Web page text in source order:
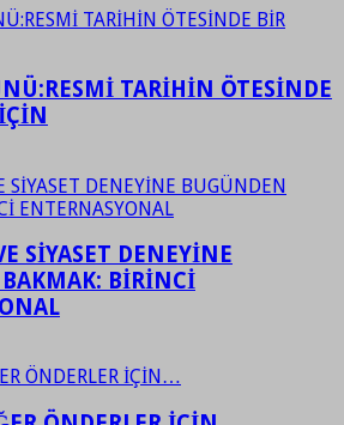
TARİHİN ÖTESİNDE
SİYASET DENEYİNE
BİRİNCİ